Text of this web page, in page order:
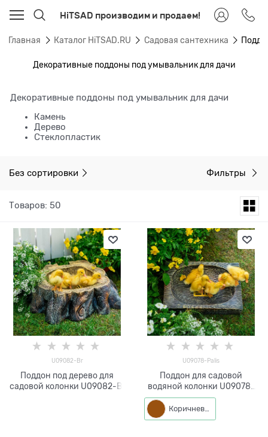
HiTSAD производим и продаем!
Главная Каталог HiTSAD.RU Садовая сантехника
Декоративные поддоны под умывальник для дачи
Декоративные поддоны под умывальник для дачи
Камень
Дерево
Стеклопластик
Без сортировки Фильтры
Товаров: 50
U09082-Br
Поддон под дерево для
садовой колонки U09082-Br
U09078-Palis
Поддон для садовой
водяной колонки U09078-
Palis Хитсад
Коричневый